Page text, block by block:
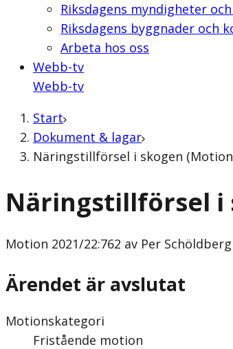
Riksdagens myndigheter
Riksdagens byggnader och
Arbeta hos oss
Webb-tv
Webb-tv
Start
Dokument & lagar
Näringstillförsel i skogen (Motion
Näringstillförsel i
Motion 2021/22:762 av Per
Ärendet är avslutat
Motionskategori
Fristående motion